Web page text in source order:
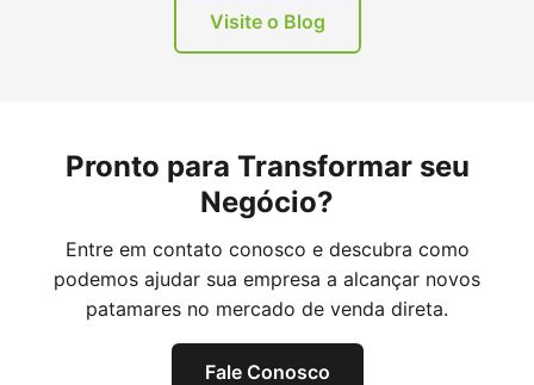
Visite o Blog
Pronto para Transformar seu
Negócio?
Entre em contato conosco e descubra como
podemos ajudar sua empresa a alcançar novos
patamares no mercado de venda direta.
Fale Conosco